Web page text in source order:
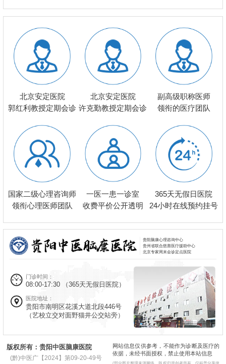
北京安定医院
郭红利教授定期会诊
北京安定医院
许克勤教授定期会诊
副高级职称医师
领衔的医疗团队
国家二级心理咨询师
领衔心理医师团队
一医一患一诊室
收费平价公开透明
365天无假日医院
24小时在线预约挂号
贵阳脑康心理咨询中心
贵州省联合慈善医疗援助中心
北京专家周末会诊定点医院
门诊时间：
08:00-17:30 （365天无假日医院）
医院地址：
贵阳市南明区花溪大道北段446号
（艺校立交对面野猫井公交站旁）
版权所有：贵阳中医脑康医院
(黔)中医广【2024】第09-20-49号
网站信息仅供参考，不能作为诊断及医疗的
依据，未经书面授权，禁止使用本站信息